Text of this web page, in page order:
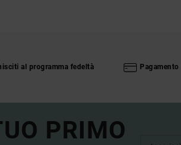
al programma fedeltà
PRIMO